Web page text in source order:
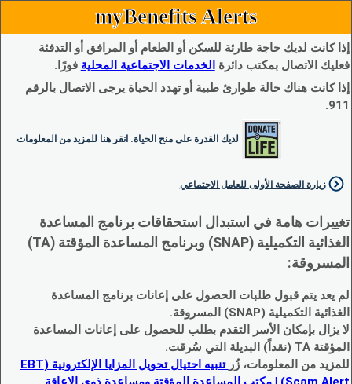
myBenefits Alerts
إذا كانت لديك حاجة طارئة للسكن أو الطعام أو المرافق أو التدفئة
فعليك الاتصال بمكتب دائرة الخدمات الاجتماعية المحلية فورًا.
إذا كانت هناك حالة طوارئ طبية أو تهدد الحياة يرجى الاتصال بالرقم
911.
لديك القدرة على منح الحياة. انقر هنا للمزيد من المعلومات
زيارة الصفحة الأولى للعامل الاجتماعي
تغييرات هامة في استبدال استحقاقات برنامج المساعدة
الغذائية التكميلية (SNAP) وبرنامج المساعدة المؤقتة (TA)
المسروقة:
لم يعد يتم قبول طلبات الحصول على إعانات برنامج المساعدة
الغذائية التكميلية (SNAP) المسروقة.
لا يزال بإمكان الأسر التقدم بطلب للحصول على إعانات المساعدة
المؤقتة TA (نقداً) البديلة التي سُرقت.
للمزيد من المعلومات، زُر
تنبيه احتيال تحويل المزايا الإلكترونية (EBT